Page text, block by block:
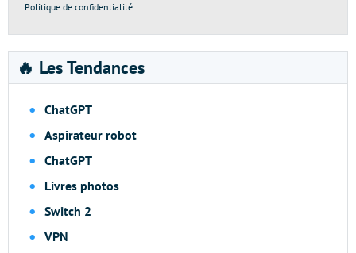
Politique de confidentialité
🔥 Les Tendances
ChatGPT
Aspirateur robot
ChatGPT
Livres photos
Switch 2
VPN